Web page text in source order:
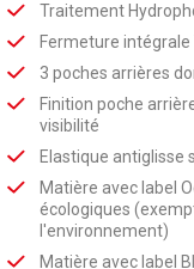
Traitement
Fermeture
3 poches arrières
Finition poche
visibilité
Elastique antiglisse
Matière avec label
écologiques
l'environnement)
Matière avec label